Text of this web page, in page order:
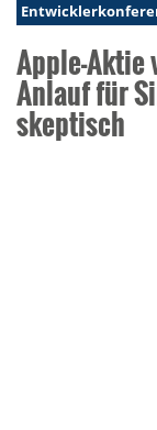
Apple-Aktie
Anlauf für
skeptisch